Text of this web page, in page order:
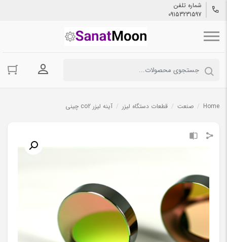
شماره تلفن
09153231597
ورود به
Home
/ صنعت / قطعات دستگاه لیزر / آینه لیزر co2 چینی